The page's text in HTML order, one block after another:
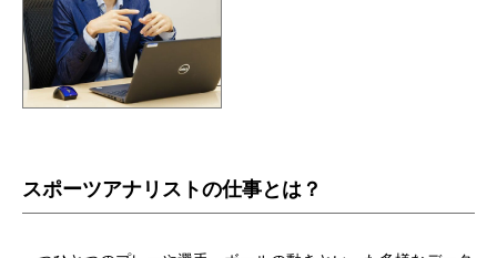
スポーツアナリストの仕事とは？